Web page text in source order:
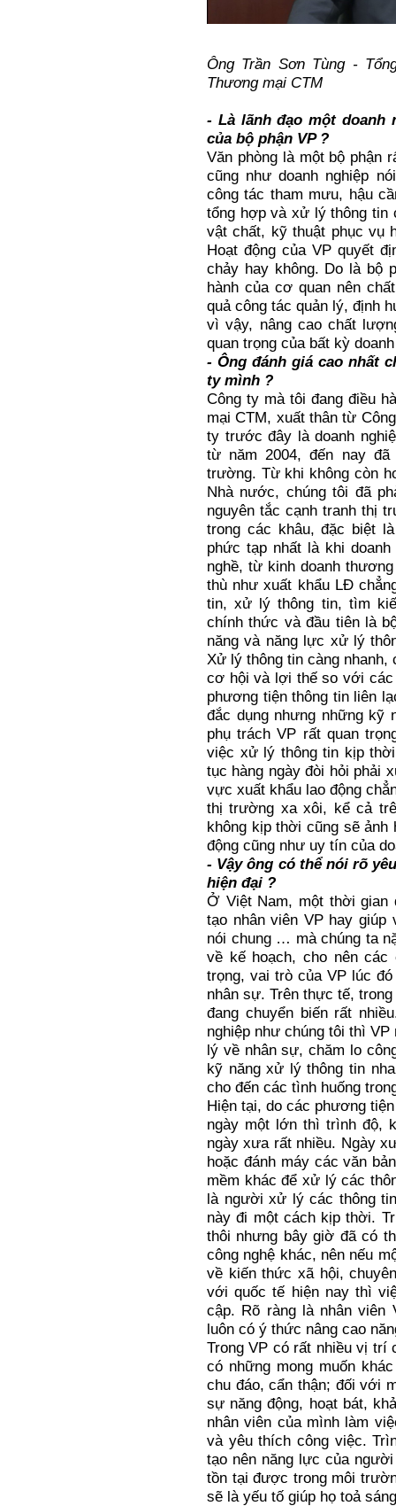
Ông Trần Sơn Tùng -
Thương mại CTM
- Là lãnh đạo một doanh
của bộ phận VP ?
Văn phòng là một bộ phận
cũng như doanh nghiệp
công tác tham mưu, hậu
tổng hợp và xử lý thông tin
vật chất, kỹ thuật phục vụ
Hoạt động của VP quyết
chảy hay không. Do là bộ
hành của cơ quan nên
quả công tác quản lý, định
vì vậy, nâng cao chất
quan trọng của bất kỳ
- Ông đánh giá cao nhất
ty mình ?
Công ty mà tôi đang điều
mại CTM, xuất thân từ
ty trước đây là doanh
từ năm 2004, đến nay
trường. Từ khi không còn
Nhà nước, chúng tôi đã
nguyên tắc cạnh tranh thị
trong các khâu, đặc biệt
phức tạp nhất là khi
nghề, từ kinh doanh
thù như xuất khẩu LĐ
tin, xử lý thông tin, tìm
chính thức và đầu tiên là
năng và năng lực xử lý
Xử lý thông tin càng
cơ hội và lợi thế so với các
phương tiện thông tin liên
đắc dụng nhưng những kỹ
phụ trách VP rất quan
việc xử lý thông tin kịp
tục hàng ngày đòi hỏi phải
vực xuất khẩu lao động
thị trường xa xôi, kể cả
không kịp thời cũng sẽ
động cũng như uy tín của
- Vậy ông có thể nói rõ
hiện đại ?
Ở Việt Nam, một thời gian
tạo nhân viên VP hay giúp
nói chung … mà chúng ta
về kế hoạch, cho nên
trọng, vai trò của VP lúc
nhân sự. Trên thực tế,
đang chuyển biến rất
nghiệp như chúng tôi thì
lý về nhân sự, chăm lo
kỹ năng xử lý thông tin
cho đến các tình huống
Hiện tại, do các phương
ngày một lớn thì trình độ,
ngày xưa rất nhiều. Ngày
hoặc đánh máy các văn
mềm khác để xử lý các
là người xử lý các thông
này đi một cách kịp thời.
thôi nhưng bây giờ đã có
công nghệ khác, nên nếu
về kiến thức xã hội,
với quốc tế hiện nay thì
cập. Rõ ràng là nhân viên
luôn có ý thức nâng cao
Trong VP có rất nhiều vị trí
có những mong muốn
chu đáo, cẩn thận; đối với
sự năng động, hoạt bát,
nhân viên của mình làm
và yêu thích công việc.
tạo nên năng lực của
tồn tại được trong môi
sẽ là yếu tố giúp họ toả